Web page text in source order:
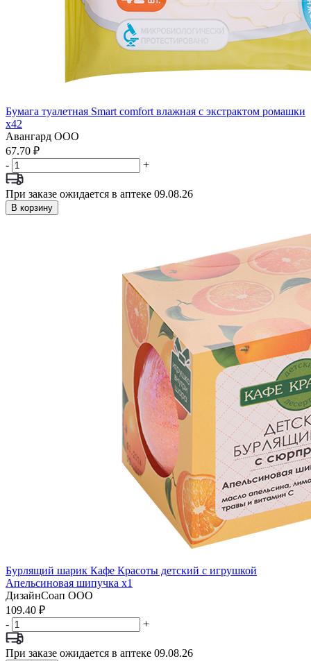
Бумага туалетная Smart comfort влажная с экстрактом ромашки
x42
Авангард ООО
67.70 ₽
-
+
При заказе ожидается в аптеке 09.08.26
В корзину
Бурлящий шарик Кафе Красоты детский с игрушкой
Апельсиновая шипучка x1
ДизайнСоап ООО
109.40 ₽
-
+
При заказе ожидается в аптеке 09.08.26